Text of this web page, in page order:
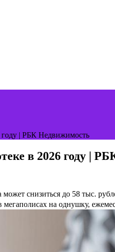
году | РБК Недвижимость
в 2026 году |
снизиться до 58 тыс.
мегаполисах на однушку,